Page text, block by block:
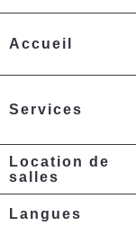
Accueil
Services
Location de
salles
Langues